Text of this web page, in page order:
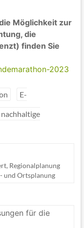
Möglichkeit zur
die
finden Sie
2023
E-
nachhaltige
, Regionalplanung
und Ortsplanung
für die